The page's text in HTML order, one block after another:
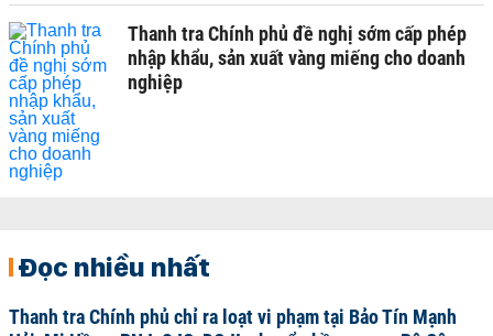
Thanh tra Chính phủ đề nghị sớm cấp phép
nhập khẩu, sản xuất vàng miếng cho doanh
nghiệp
Đọc nhiều nhất
Thanh tra Chính phủ chỉ ra loạt vi phạm tại Bảo Tín Mạnh